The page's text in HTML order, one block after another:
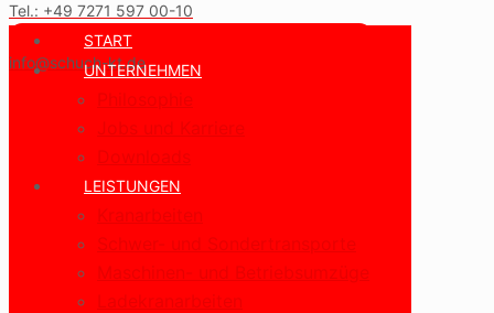
Tel.: +49 7271 597 00-10
info@schuch-kt.de
START
UNTERNEHMEN
Philosophie
Jobs und Karriere
Downloads
LEISTUNGEN
Kranarbeiten
Schwer- und Sondertransporte
Maschinen- und Betriebsumzüge
Ladekranarbeiten